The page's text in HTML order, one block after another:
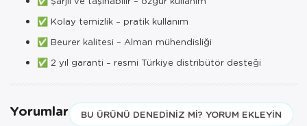
✅ Kolay temizlik – pratik kullanım
✅ Beurer kalitesi – Alman mühendisliği
✅ 2 yıl garanti – resmi Türkiye distribütör desteği
Yorumlar BU ÜRÜNÜ DENEDINIZ MI? YORUM EKLEYIN